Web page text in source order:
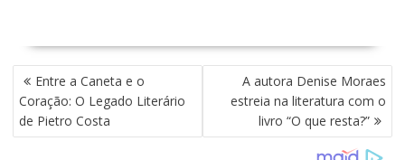
N
A
V
E
Entre a Caneta e o
Coração: O Legado Literário
de Pietro Costa
A autora Denise Moraes
estreia na literatura com o
livro “O que resta?”